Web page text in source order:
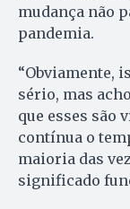
mudança não
pandemia.
“Obviamente,
sério, mas
que esses são
contínua o
maioria das
significado